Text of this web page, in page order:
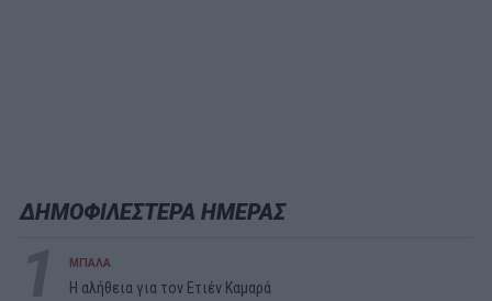
ΔΗΜΟΦΙΛΕΣΤΕΡΑ ΗΜΕΡΑΣ
ΜΠΑΛΑ
Η αλήθεια για τον Ετιέν Καμαρά